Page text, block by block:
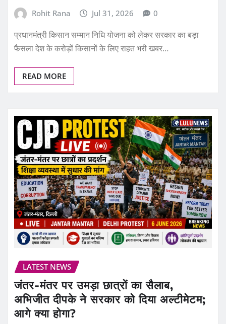
Rohit Rana Jul 31, 2026 0
प्रधानमंत्री किसान सम्मान निधि योजना को लेकर सरकार का बड़ा
फैसला देश के करोड़ों किसानों के लिए राहत भरी खबर…
READ MORE
LATEST NEWS
जंतर-मंतर पर उमड़ा छात्रों का सैलाब,
अभिजीत दीपके ने सरकार को दिया अल्टीमेटम;
आगे क्या होगा?